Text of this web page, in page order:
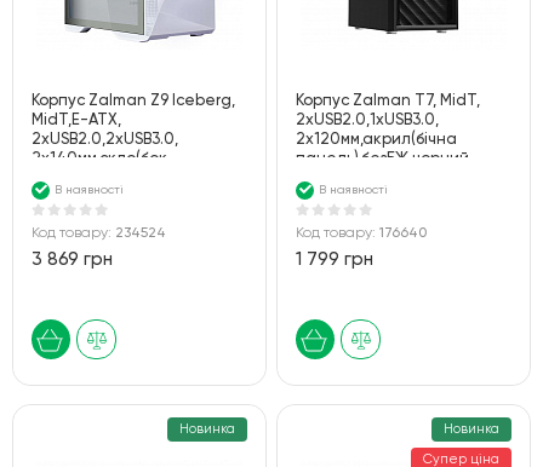
Корпус Zalman Z9 Iceberg,
MidT,E-ATX,
2xUSB2.0,2xUSB3.0,
2x140мм,скло(бок.
В наявності
Код товару: 234524
3 869 грн
Корпус Zalman T7, MidT,
2xUSB2.0,1xUSB3.0,
2x120мм,акрил(бічна
панель),безБЖ,чорний
В наявності
Код товару:176640
1 799 грн
Новинка Новинка
Супер ціна